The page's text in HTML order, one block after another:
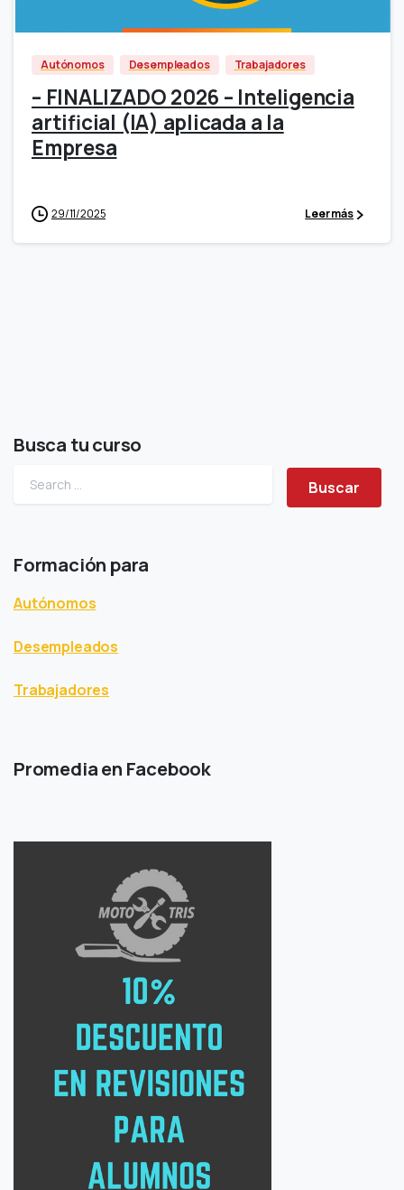
Autónomos Desempleados Trabajadores
– FINALIZADO 2026 – Inteligencia
artificial (IA) aplicada a la
Empresa
29/11/2025 Leer más
Busca tu curso
Buscar
Formación para
Autónomos
Desempleados
Trabajadores
Promedia en Facebook